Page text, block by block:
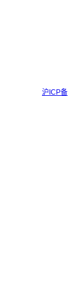
沪ICP备